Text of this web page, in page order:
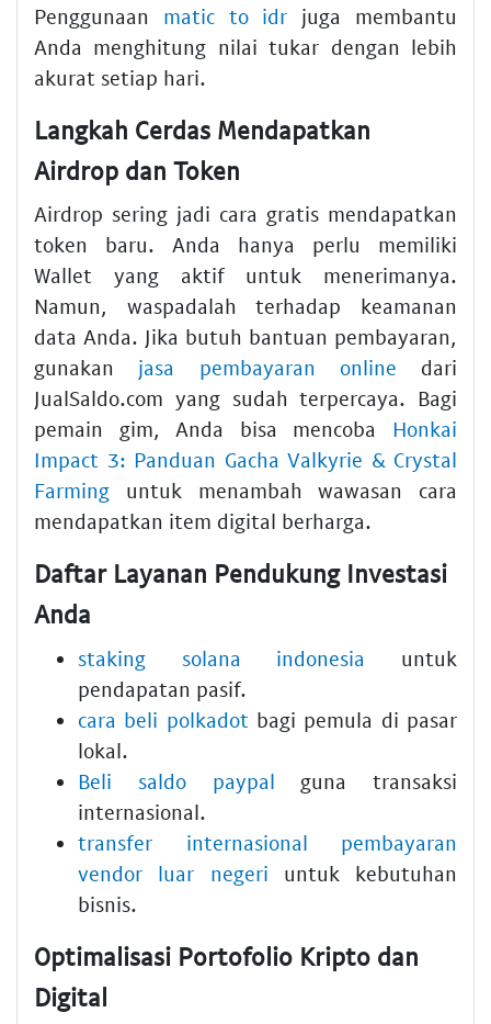
Penggunaan matic to idr juga membantu
Anda menghitung nilai tukar dengan lebih
akurat setiap hari.
Langkah Cerdas Mendapatkan
Airdrop dan Token
Airdrop sering jadi cara gratis mendapatkan
token baru. Anda hanya perlu memiliki
Wallet yang aktif untuk menerimanya.
Namun, waspadalah terhadap keamanan
data Anda. Jika butuh bantuan pembayaran,
gunakan jasa pembayaran online dari
JualSaldo.com yang sudah terpercaya. Bagi
pemain gim, Anda bisa mencoba Honkai
Impact 3: Panduan Gacha Valkyrie & Crystal
Farming untuk menambah wawasan cara
mendapatkan item digital berharga.
Daftar Layanan Pendukung Investasi
Anda
staking solana indonesia
untuk
pendapatan pasif.
cara beli polkadot bagi pemula di pasar
lokal.
Beli saldo paypal guna transaksi
internasional.
transfer internasional pembayaran
vendor luar negeri untuk kebutuhan
bisnis.
Optimalisasi Portofolio Kripto dan
Digital